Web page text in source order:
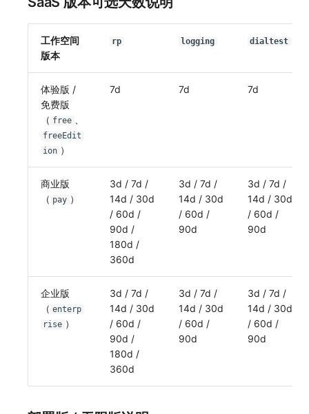
工作空间
版本
rp logging dialtest
体验版 /
免费版
（ free
freeEdit
ion ）
7d 7d 7d
商业版
（ pay ）
3d / 7d /
14d / 30d
/ 60d /
90d /
180d /
360d
3d / 7d /
14d / 30d
/ 60d /
90d
3d / 7d /
14d / 30d
/ 60d /
90d
企业版
（ enterp
rise ）
3d / 7d /
14d / 30d
/ 60d /
90d /
180d /
360d
3d / 7d /
14d / 30d
/ 60d /
90d
3d / 7d /
14d / 30d
/ 60d /
90d